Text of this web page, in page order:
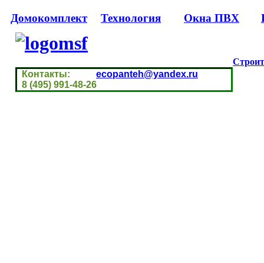
Домокомплект Технология Окна ПВХ
Контакты: ecopanteh@yandex.ru
8 (495) 991-48-26